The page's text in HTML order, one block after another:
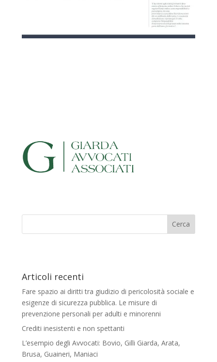
Articoli recenti
Fare spazio ai diritti tra giudizio di pericolosità sociale e
esigenze di sicurezza pubblica. Le misure di
prevenzione personali per adulti e minorenni
Crediti inesistenti e non spettanti
L’esempio degli Avvocati: Bovio, Gilli Giarda, Arata,
Brusa, Guaineri, Maniaci